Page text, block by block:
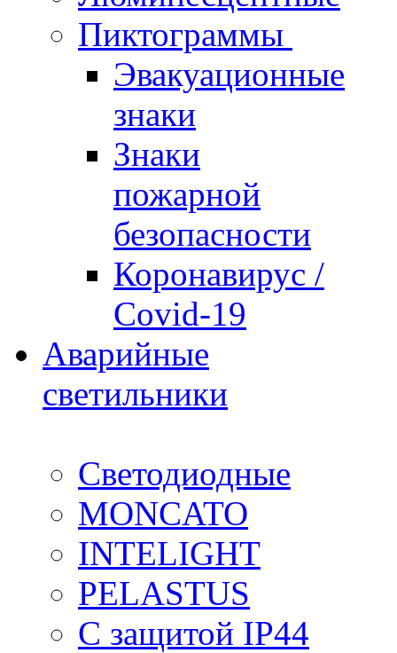
Пиктограммы
Эвакуационные
знаки
Знаки
пожарной
безопасности
Коронавирус /
Covid-19
Аварийные
светильники
Светодиодные
MONCATO
INTELIGHT
PELASTUS
С защитой IP44